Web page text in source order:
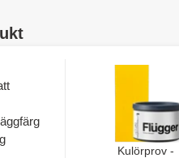
Kulörprov -